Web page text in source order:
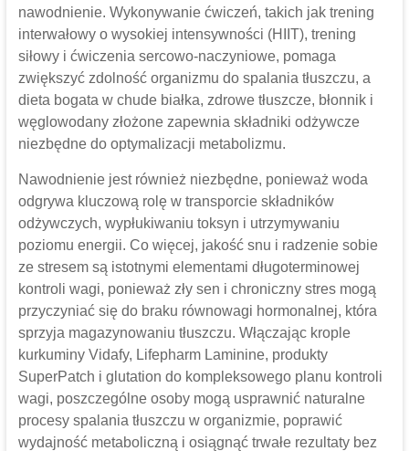
nawodnienie. Wykonywanie ćwiczeń, takich jak trening
interwałowy o wysokiej intensywności (HIIT), trening
siłowy i ćwiczenia sercowo-naczyniowe, pomaga
zwiększyć zdolność organizmu do spalania tłuszczu, a
dieta bogata w chude białka, zdrowe tłuszcze, błonnik i
węglowodany złożone zapewnia składniki odżywcze
niezbędne do optymalizacji metabolizmu.
Nawodnienie jest również niezbędne, ponieważ woda
odgrywa kluczową rolę w transporcie składników
odżywczych, wypłukiwaniu toksyn i utrzymywaniu
poziomu energii. Co więcej, jakość snu i radzenie sobie
ze stresem są istotnymi elementami długoterminowej
kontroli wagi, ponieważ zły sen i chroniczny stres mogą
przyczyniać się do braku równowagi hormonalnej, która
sprzyja magazynowaniu tłuszczu. Włączając krople
kurkuminy Vidafy, Lifepharm Laminine, produkty
SuperPatch i glutation do kompleksowego planu kontroli
wagi, poszczególne osoby mogą usprawnić naturalne
procesy spalania tłuszczu w organizmie, poprawić
wydajność metaboliczną i osiągnąć trwałe rezultaty bez